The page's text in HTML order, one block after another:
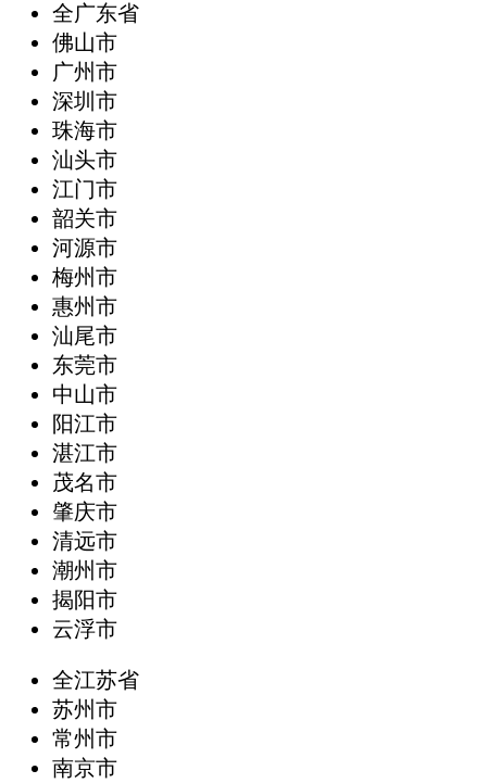
全广东省
‌佛山市
广州市
深圳市
珠海市
汕头市
江门市
韶关市
河源市
梅州市
惠州市
汕尾市
东莞市
中山市
阳江市
湛江市
茂名市
肇庆市
清远市
潮州市
揭阳市
云浮市
全江苏省
苏州市
常州市
南京市